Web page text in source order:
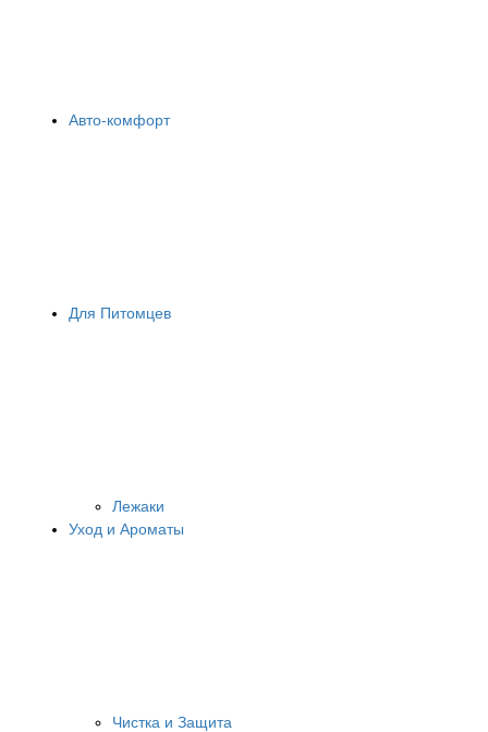
Авто-комфорт
Для Питомцев
Лежаки
Уход и Ароматы
Чистка и Защита